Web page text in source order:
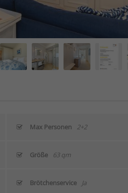
Max Personen 2+2
Größe 63 qm
Brötchenservice Ja